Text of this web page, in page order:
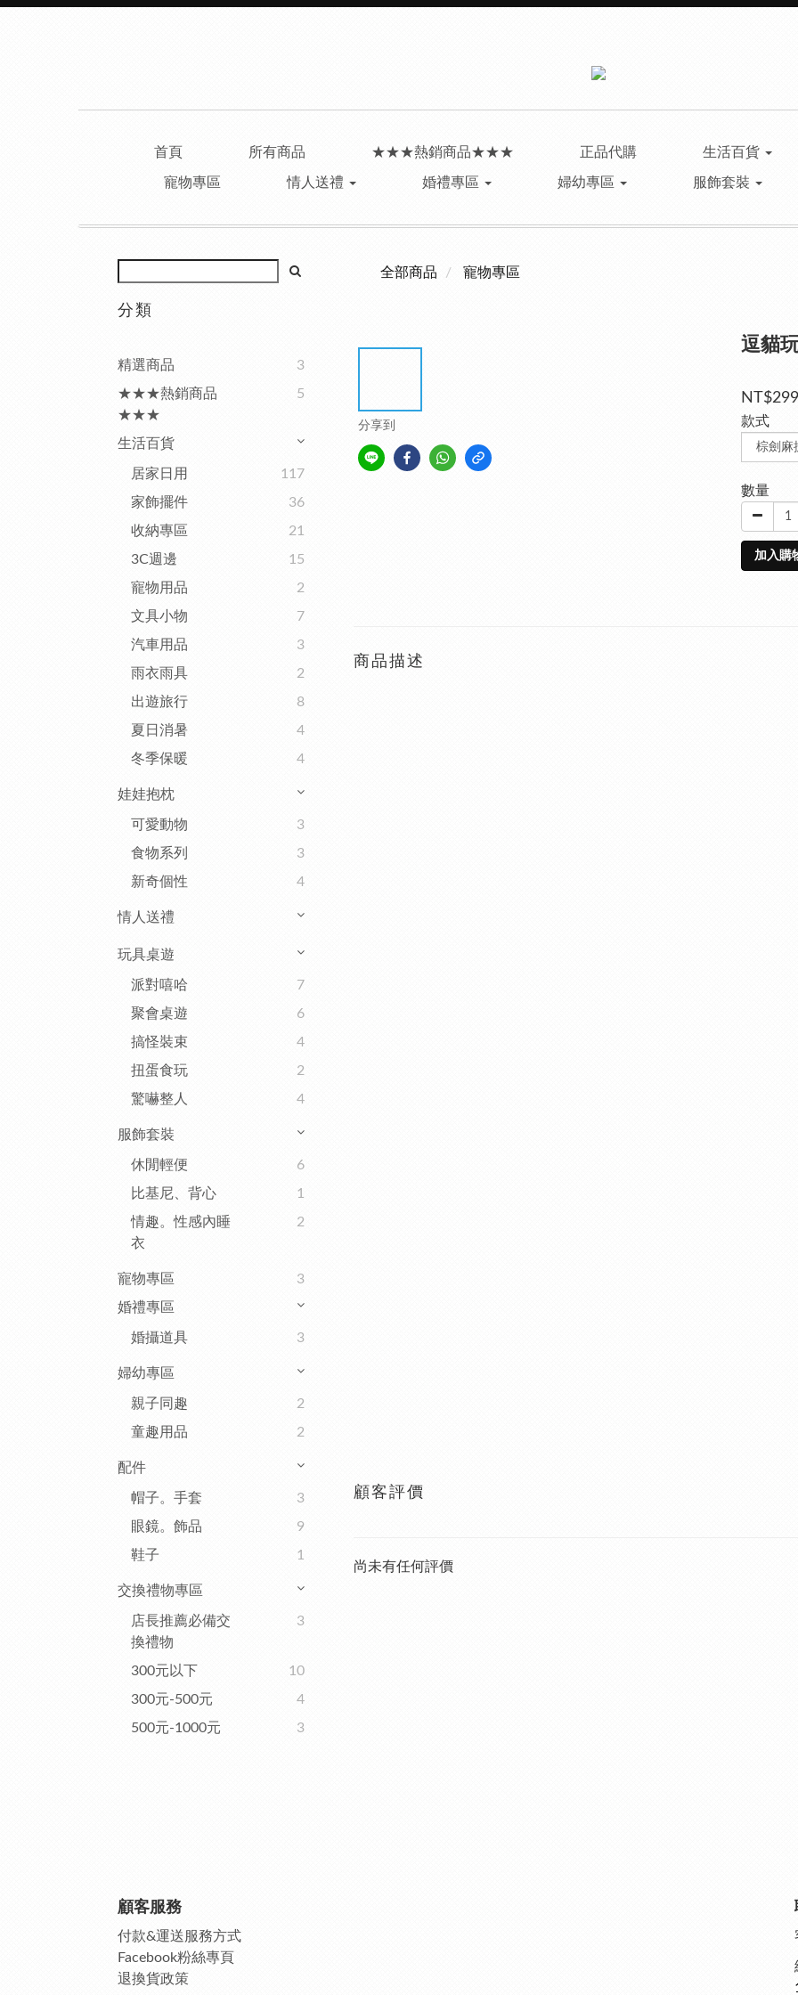
首頁 所有商品 ★★★熱銷商品★★★ 正品代購 生活百貨
寵物專區 情人送禮 婚禮專區 婦幼專區 服飾套裝
分類
精選商品
3
★★★熱銷商品
★★★
5
生活百貨
居家日用
117
家飾擺件
36
收納專區
21
3C週邊
15
寵物用品
2
文具小物
7
汽車用品
3
雨衣雨具
2
出遊旅行
8
夏日消暑
4
冬季保暖
4
娃娃抱枕
可愛動物
3
食物系列
3
新奇個性
4
情人送禮
玩具桌遊
派對嘻哈
7
聚會桌遊
6
搞怪裝束
4
扭蛋食玩
2
驚嚇整人
4
服飾套裝
休閒輕便
6
比基尼、背心
1
情趣。性感內睡
衣
2
寵物專區
3
婚禮專區
婚攝道具 3
婦幼專區
親子同趣
2
童趣用品
2
配件
帽子。手套
3
眼鏡。飾品
9
鞋子
1
交換禮物專區
店長推薦必備交
換禮物
3
300元以下
10
300元-500元
4
500元-1000元
3
全部商品 寵物專區
分享到
逗貓
NT$299
款式
數量
加入購
商品描述
顧客評價
尚未有任何評價
顧客服務
付款&運送服務方式
Facebook粉絲專頁
退換貨政策